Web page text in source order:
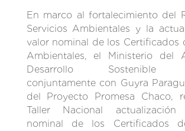
En marco al fortalecimiento del
Servicios Ambientales y la
valor nominal de los Certificados
Ambientales, el Ministerio del
Desarrollo Sostenible
conjuntamente con Guyra
del Proyecto Promesa Chaco,
Taller Nacional
nominal de los Certificados